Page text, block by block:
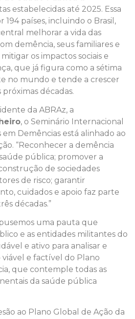
estabelecidas até 2025. Essa
194 países, incluindo o Brasil,
melhorar a vida das
demência, seus familiares e
os impactos sociais e
que já figura como a sétima
no mundo e tende a crescer
décadas.
da ABRAz, a
, o Seminário Internacional
Demências está alinhado ao
“Reconhecer a demência
pública; promover a
de sociedades
de risco; garantir
cuidados e apoio faz parte
décadas.”
uma pauta que
e as entidades militantes do
e ativo para analisar e
e factível do Plano
que contemple todas as
da saúde pública
ao Plano Global de Ação da